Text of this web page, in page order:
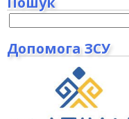
Допомога ЗСУ